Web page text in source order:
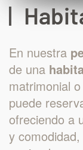
En nuestra
de una
matrimonial
puede
ofreciendo a
y